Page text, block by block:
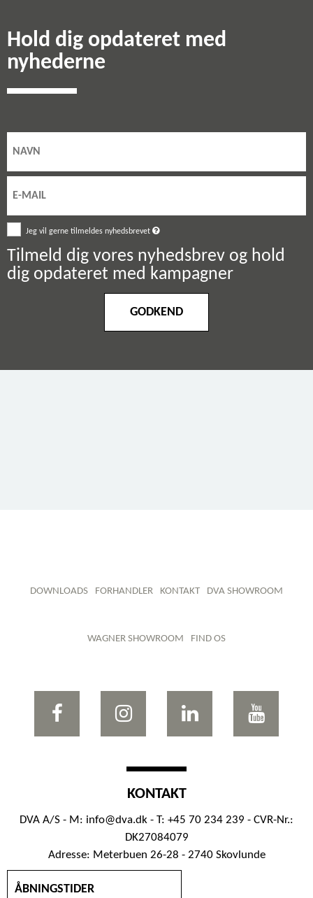
Hold dig opdateret med
nyhederne
Jeg vil gerne tilmeldes nyhedsbrevet
Tilmeld dig vores nyhedsbrev og hold
dig opdateret med kampagner
GODKEND
DOWNLOADS FORHANDLER KONTAKT DVA SHOWROOM
WAGNER SHOWROOM FIND OS
KONTAKT
DVA A/S - M: info@dva.dk - T: +45 70 234 239 - CVR-Nr.:
DK27084079
Adresse: Meterbuen 26-28 - 2740 Skovlunde
ÅBNINGSTIDER